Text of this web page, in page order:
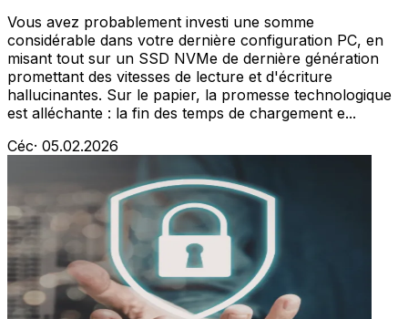
Vous avez probablement investi une somme
considérable dans votre dernière configuration PC, en
misant tout sur un SSD NVMe de dernière génération
promettant des vitesses de lecture et d'écriture
hallucinantes. Sur le papier, la promesse technologique
est alléchante : la fin des temps de chargement e...
Céc· 05.02.2026